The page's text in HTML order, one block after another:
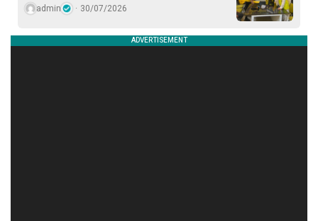
admin 30/07/2026